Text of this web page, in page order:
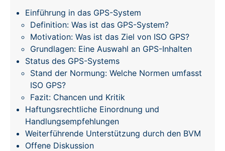
Einführung in das GPS-System
Definition: Was ist das GPS-System?
Motivation: Was ist das Ziel von ISO GPS?
Grundlagen: Eine Auswahl an GPS-Inhalten
Status des GPS-Systems
Stand der Normung: Welche Normen umfasst
ISO GPS?
Fazit: Chancen und Kritik
Haftungsrechtliche Einordnung und
Handlungsempfehlungen
Weiterführende Unterstützung durch den BVM
Offene Diskussion